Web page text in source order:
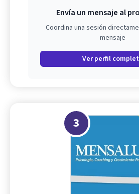
Envía un mensaje al
Coordina una sesión
mensaje
Ver perfil
3